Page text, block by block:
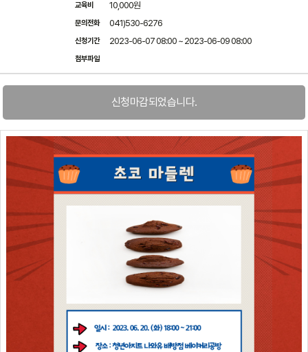
교육비 10,000원
문의전화 041)530-6276
신청기간 2023-06-07 08:00 ~ 2023-06-09 08:00
첨부파일
신청마감되었습니다.